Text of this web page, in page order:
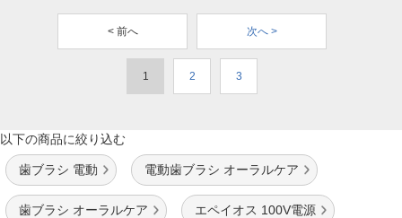
< 前へ 次へ >
1 2 3
以下の商品に絞り込む
歯ブラシ 電動 電動歯ブラシ オーラルケア
歯ブラシ オーラルケア エペイオス 100V電源